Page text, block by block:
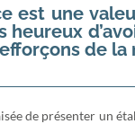
est une
heureux
de
de présenter un